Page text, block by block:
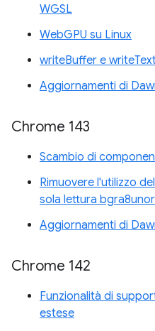
WGSL
WebGPU su Linux
writeBuffer e
Aggiornamenti di
Chrome 143
Scambio di
Rimuovere l'utilizzo
sola lettura
Aggiornamenti di
Chrome 142
Funzionalità di
estese